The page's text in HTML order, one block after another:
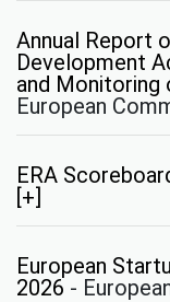
Annual Report
Development
and Monitoring
European
ERA
[+]
European
2026 -